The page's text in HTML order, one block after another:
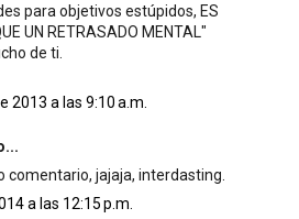
para objetivos estúpidos, ES
UN RETRASADO MENTAL"
de ti.
2013 a las 9:10 a.m.
comentario, jajaja, interdasting.
a las 12:15 p.m.